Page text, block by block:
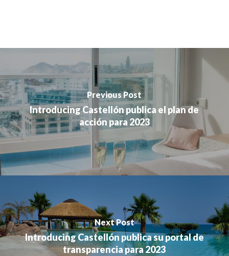
Previous Post
Introducing Castellón publica el plan de
acción para 2023
Next Post
Introducing Castellón publica su portal de
transparencia para 2023